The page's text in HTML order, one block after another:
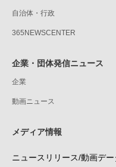
自治体・行政
365NEWSCENTER
企業・団体発信ニュース
企業
動画ニュース
メディア情報
ニュースリリース/動画デ